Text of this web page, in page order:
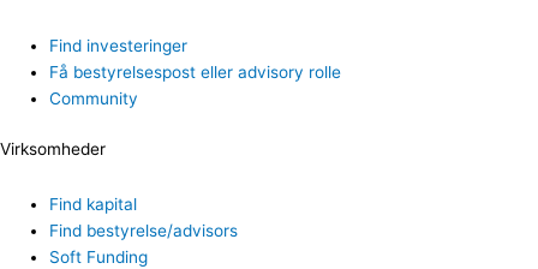
Find investeringer
Få bestyrelsespost eller advisory rolle
Community
Virksomheder
Find kapital
Find bestyrelse/advisors
Soft Funding